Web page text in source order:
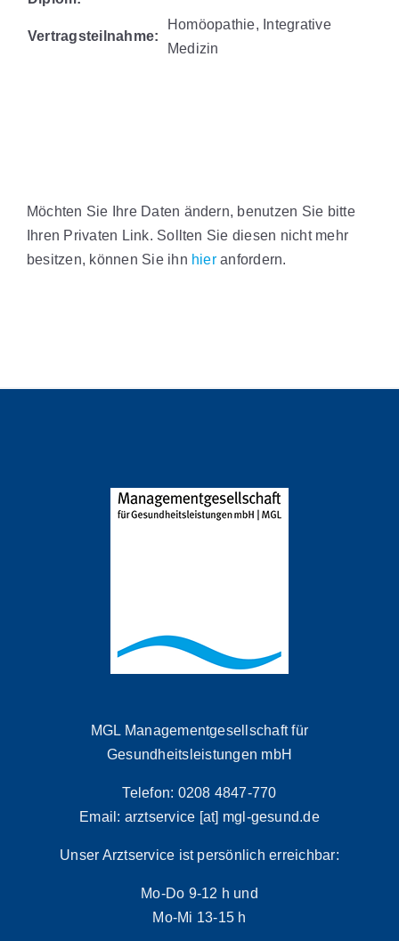
Vertragsteilnahme:
Homöopathie, Integrative
Medizin
Möchten Sie Ihre Daten ändern, benutzen Sie bitte
Ihren Privaten Link. Sollten Sie diesen nicht mehr
besitzen, können Sie ihn hieranfordern.
MGL Managementgesellschaft für
Gesundheitsleistungen mbH
Telefon: 0208 4847-770
Email: arztservice [at] mgl-gesund.de
Unser Arztservice ist persönlich erreichbar:
Mo-Do 9-12 h und
Mo-Mi 13-15 h